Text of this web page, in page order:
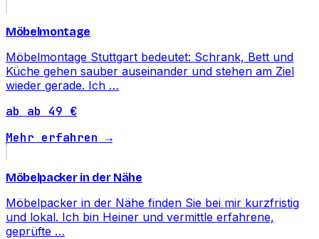
Möbelmontage
Möbelmontage Stuttgart bedeutet: Schrank, Bett und
Küche gehen sauber auseinander und stehen am Ziel
wieder gerade. Ich …
ab ab 49 €
Mehr erfahren →
Möbelpacker in der Nähe
Möbelpacker in der Nähe finden Sie bei mir kurzfristig
und lokal. Ich bin Heiner und vermittle erfahrene,
geprüfte …